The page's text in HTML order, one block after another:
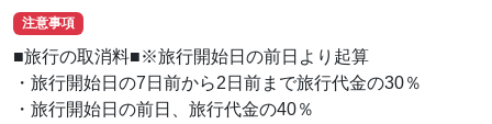
注意事項
■旅行の取消料■※旅行開始日の前日より起算
・旅行開始日の7日前から2日前まで旅行代金の30％
・旅行開始日の前日、旅行代金の40％